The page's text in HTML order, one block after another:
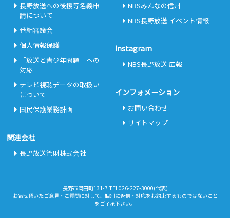
長野放送への後援等名義申
請について
番組審議会
個人情報保護
「放送と青少年問題」への
対応
テレビ視聴データの取扱い
について
国民保護業務計画
関連会社
長野放送管財株式会社
NBSみんなの信州
NBS長野放送 イベント情報
Instagram
NBS長野放送 広報
インフォメーション
お問い合わせ
サイトマップ
長野市岡田町131-7 TEL026-227-3000(代表)
お寄せ頂いたご意見・ご質問に対して、個別に返信・対応をお約束するものではないこと
をご了承下さい。